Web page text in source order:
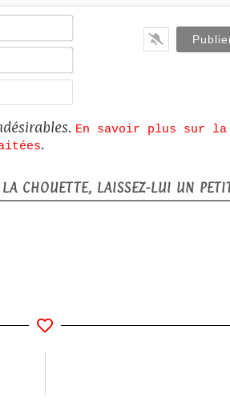
mail*
web
En savoir plus sur
.
CHOUETTE, LAISSEZ-LUI UN